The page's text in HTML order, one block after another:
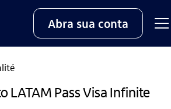
Abra sua conta
LATAM Pass Visa Infinite